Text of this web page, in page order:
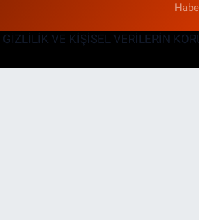
GİZLİLİK VE KİŞİSEL VERİLERİN